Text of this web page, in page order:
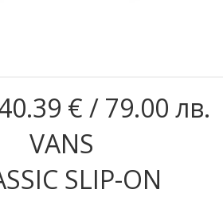
€ / 79.00 лв.
VANS
SLIP-ON